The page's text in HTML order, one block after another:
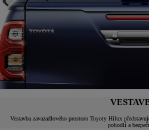
Vestavba zavazadlového prostoru Toyoty Hilux
pohodlí a